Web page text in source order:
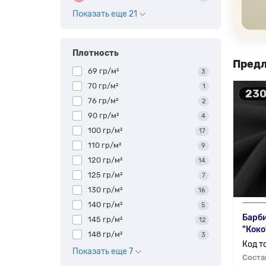
Показать еще 21
Плотность
69 гр/м² 3
70 гр/м² 1
76 гр/м² 2
90 гр/м² 4
100 гр/м² 17
110 гр/м² 9
120 гр/м² 14
125 гр/м² 7
130 гр/м² 16
140 гр/м² 5
145 гр/м² 12
148 гр/м² 3
Показать еще 7
В